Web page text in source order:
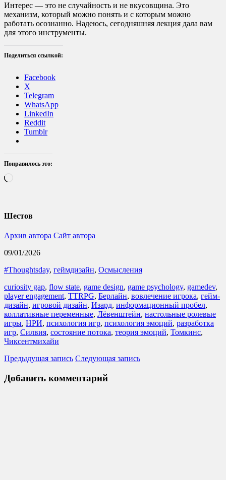
Интерес — это не случайность и не вкусовщина. Это
механизм, который можно понять и с которым можно
работать осознанно. Надеюсь, сегодняшняя лекция дала вам
для этого инструменты.
Поделиться ссылкой:
Facebook
X
Telegram
WhatsApp
LinkedIn
Reddit
Tumblr
Понравилось это:
Шестов
Архив автора Сайт автора
09/01/2026
#Thoughtsday, геймдизайн, Осмысления
curiosity gap, flow state, game design, game psychology, gamedev,
player engagement, TTRPG, Берлайн, вовлечение игрока, гейм-
дизайн, игровой дизайн, Изард, информационный пробел,
коллативные переменные, Лёвенштейн, настольные ролевые
игры, НРИ, психология игр, психология эмоций, разработка
игр, Силвия, состояние потока, теория эмоций, Томкинс,
Чиксентмихайи
Предыдущая запись Следующая запись
Добавить комментарий